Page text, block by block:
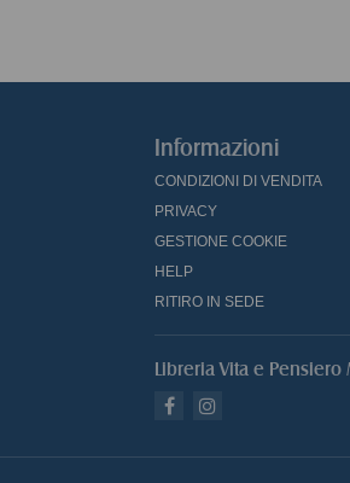
Informazioni
CONDIZIONI DI VENDITA
PRIVACY
GESTIONE COOKIE
HELP
RITIRO IN SEDE
Libreria Vita e Pensiero